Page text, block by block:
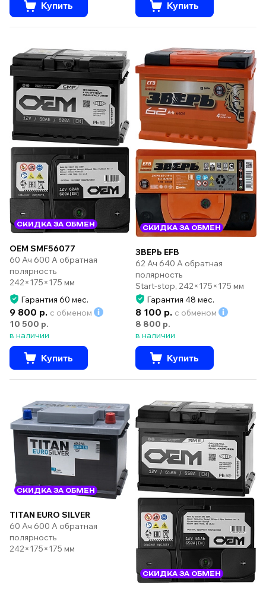
Купить Купить
СКИДКА ЗА ОБМЕН
OEM SMF56077
60 Ач 600 А обратная
полярность
242×175×175 мм
Гарантия 60 мес.
9 800 р. с обменом
10 500 р.
в наличии
Купить
СКИДКА ЗА ОБМЕН
ЗВЕРЬ EFB
62 Ач 640 А обратная
полярность
Start-stop, 242×175×175 мм
Гарантия 48 мес.
8 100 р. с обменом
8 800 р.
в наличии
Купить
СКИДКА ЗА ОБМЕН
TITAN EURO SILVER
60 Ач 600 А обратная
полярность
242×175×175 мм
СКИДКА ЗА ОБМЕН